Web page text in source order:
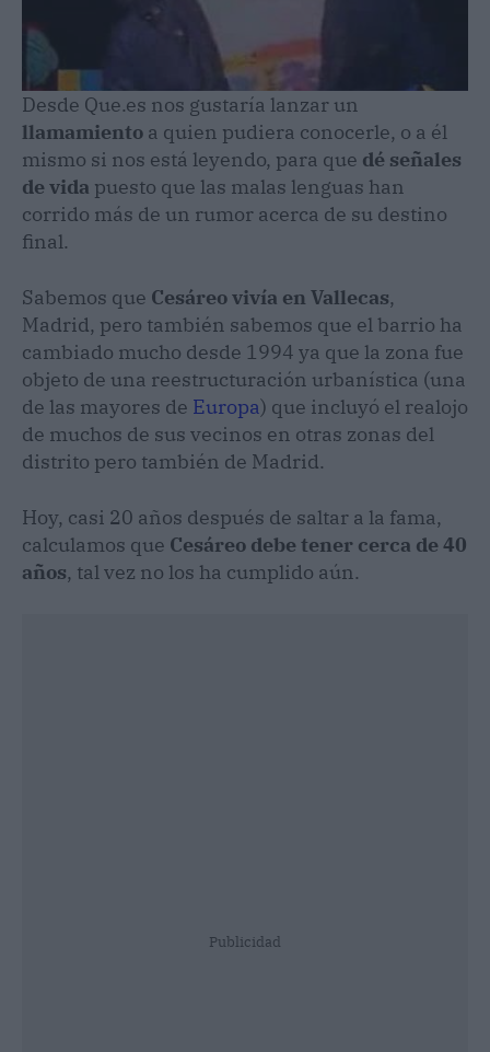
Desde Que.es nos gustaría lanzar un
llamamiento a quien pudiera conocerle, o a él
mismo si nos está leyendo, para que dé señales
de vida puesto que las malas lenguas han
corrido más de un rumor acerca de su destino
final.
Sabemos que Cesáreo vivía en Vallecas,
Madrid, pero también sabemos que el barrio ha
cambiado mucho desde 1994 ya que la zona fue
objeto de una reestructuración urbanística (una
de las mayores de Europa) que incluyó el realojo
de muchos de sus vecinos en otras zonas del
distrito pero también de Madrid.
Hoy, casi 20 años después de saltar a la fama,
calculamos que Cesáreo debe tener cerca de 40
años, tal vez no los ha cumplido aún.
Publicidad